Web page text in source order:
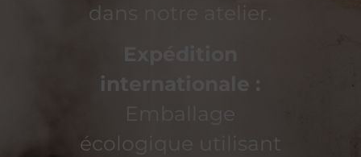
dans notre atelier.
internationale :
Emballage
écologique utilisant